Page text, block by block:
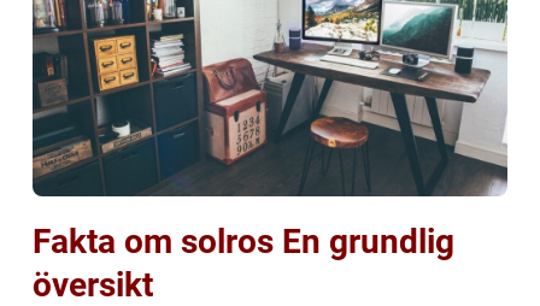
Fakta om solros En grundlig
översikt